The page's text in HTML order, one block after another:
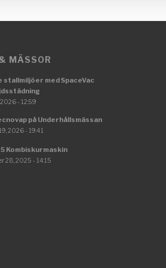
MÄSSOR
stallmiljöer med SpaceVac
2026 - 12:59
på Underhållsmässan
2026 - 19:41
Kombiskurmaskin
28, 2025 - 14:15